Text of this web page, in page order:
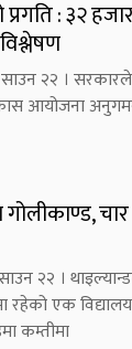
: ३२
साउन २२ ।
आयोजना
गोलीकाण्ड,
२२ ।
रहेको एक
कम्तीमा